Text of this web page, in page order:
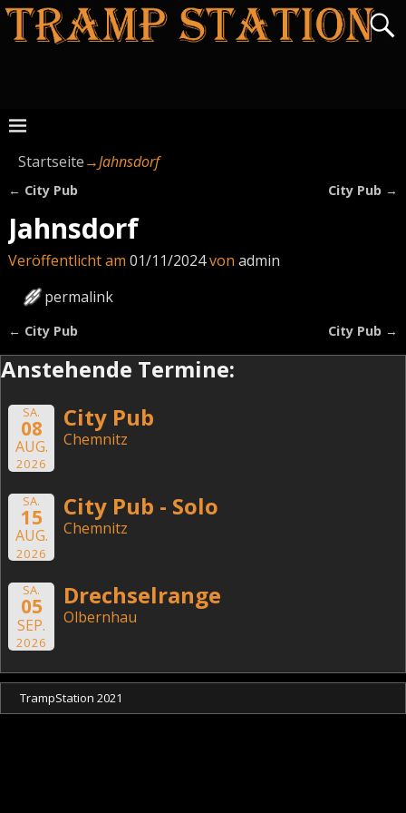
Startseite→Jahnsdorf
← City Pub City Pub →
Jahnsdorf
Veröffentlicht am 01/11/2024von admin
permalink
Artikelnavigation
← City Pub City Pub →
Anstehende Termine:
SA.
08
AUG.
2026
City Pub
Chemnitz
SA.
15
AUG.
2026
City Pub - Solo
Chemnitz
SA.
05
SEP.
2026
Drechselrange
Olbernhau
TrampStation 2021